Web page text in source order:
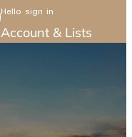
Hello sign in
Account & Lists